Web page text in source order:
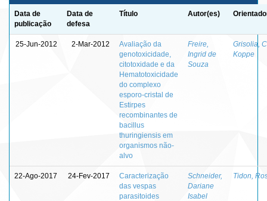
Data de
publicação
Data de
defesa
Título Autor(es)
25-Jun-2012 2-Mar-2012
Avaliação da
genotoxicidade,
citotoxidade e da
Hematotoxicidade
do complexo
esporo-cristal de
Estirpes
recombinantes de
bacillus
thuringiensis em
organismos não-
alvo
Freire,
Ingrid de
Souza
Grisolia,
Koppe
22-Ago-2017 24-Fev-2017
Caracterização
das vespas
parasitoides
Schneider,
Dariane
Isabel
Tidon,